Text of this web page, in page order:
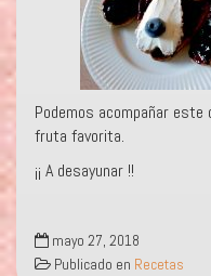
Podemos acompañar
fruta favorita.
¡¡ A desayunar !!
mayo 27, 2018
Publicado en Recetas